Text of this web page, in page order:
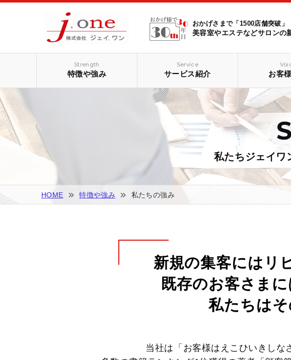
おかげさまで「1500店舗突破」
美容室やエステなどサロンの
Strength
特徴や強み
Service
サービス紹介 お客
私たちジェイワ
HOME 特徴や強み 私たちの強み
新規の集客にはリ
既存のお客さま
私たちは
当社は「お客様はえこひいきしな